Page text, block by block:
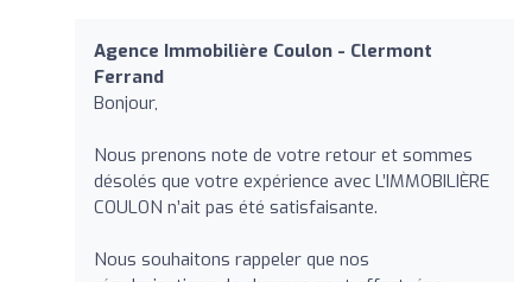
Agence Immobilière Coulon - Clermont
Ferrand
Bonjour,
Nous prenons note de votre retour et sommes
désolés que votre expérience avec L’IMMOBILIÈRE
COULON n’ait pas été satisfaisante.
Nous souhaitons rappeler que nos